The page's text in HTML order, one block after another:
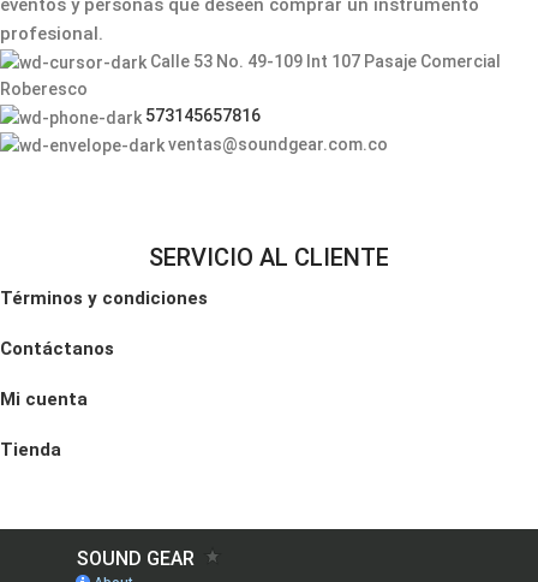
eventos y personas que deseen comprar un instrumento
profesional.
Calle 53 No. 49-109 Int 107 Pasaje Comercial
Roberesco
573145657816
ventas@soundgear.com.co
SERVICIO AL CLIENTE
Términos y condiciones
Contáctanos
Mi cuenta
Tienda